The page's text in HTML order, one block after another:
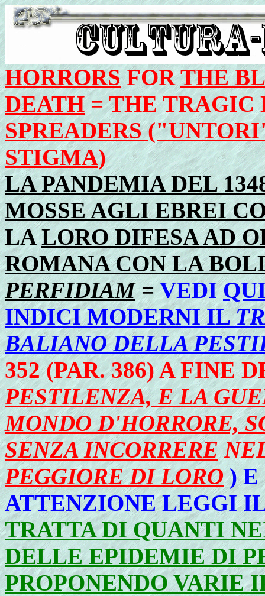
HORRORSFORTHE
DEATH= THE TRAGIC
SPREADERS
STIGMA)
LA PANDEMIA DEL
MOSSE AGLI EBREI
LALORO DIFESA AD
ROMANA CON LA
PERFIDIAM=VEDI
INDICI MODERNI IL
BALIANO DELLA
352 (PAR. 386) A FINE
PESTILENZA, E LA
MONDO D'HORRORE,
SENZA INCORRERE
PEGGIORE DI LORO) E
ATTENZIONE LEGGI
TRATTA DI QUANTI
DELLE EPIDEMIE DI
PROPONENDO VARIE